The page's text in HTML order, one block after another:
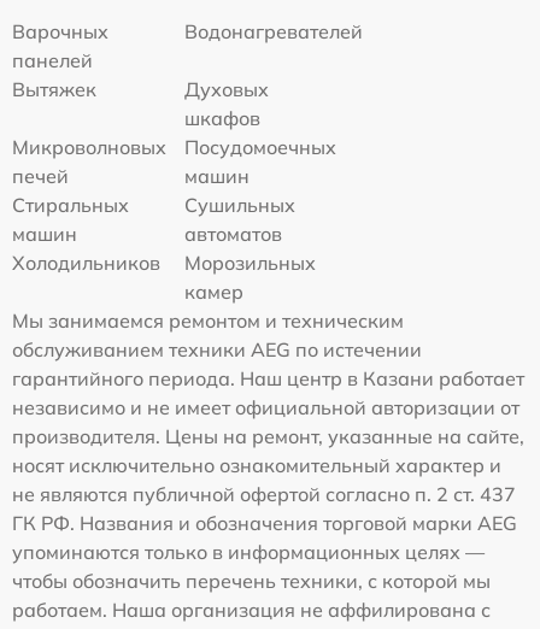
Варочных
панелей
Водонагревателей
Вытяжек
Духовых
шкафов
Микроволновых
печей
Посудомоечных
машин
Стиральных
машин
Сушильных
автоматов
Холодильников
Морозильных
камер
Мы занимаемся ремонтом и техническим
обслуживанием техники AEG по истечении
гарантийного периода. Наш центр в Казани работает
независимо и не имеет официальной авторизации от
производителя. Цены на ремонт, указанные на сайте,
носят исключительно ознакомительный характер и
не являются публичной офертой согласно п. 2 ст. 437
ГК РФ. Названия и обозначения торговой марки AEG
упоминаются только в информационных целях —
чтобы обозначить перечень техники, с которой мы
работаем. Наша организация не аффилирована с